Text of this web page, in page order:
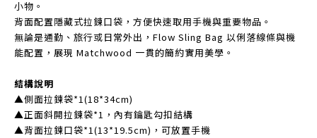
小物。
背面配置隱藏式拉鍊口袋，方便快速取用手機與重要物品。
無論是通勤、旅行或日常外出，Flow Sling Bag 以俐落線條與機
能配置， 展現 Matchwood 一貫的簡約實用美學。
結構說明
▲側面拉鍊袋*1(18*34cm)
▲正面斜開拉鍊袋*1，內有鑰匙勾扣結構
▲背面拉鍊口袋*1(13*19.5cm)，可放置手機